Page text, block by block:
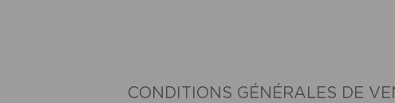
CONDITIONS GÉNÉRALES DE